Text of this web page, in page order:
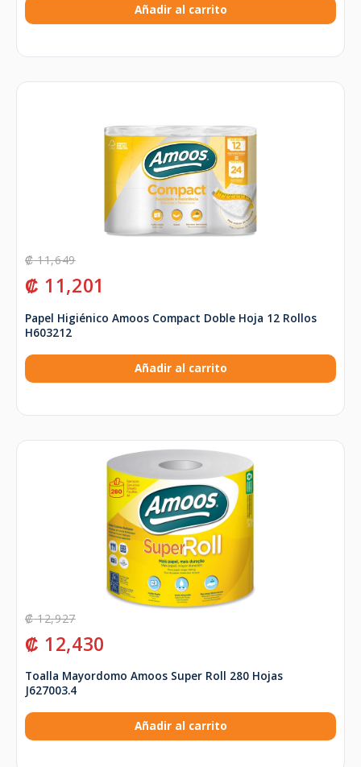
Añadir al carrito
₡11,649
₡ 11,201
Papel Higiénico Amoos Compact Doble Hoja 12 Rollos
H603212
Añadir al carrito
₡12,927
₡ 12,430
Toalla Mayordomo Amoos Super Roll 280 Hojas
J627003.4
Añadir al carrito